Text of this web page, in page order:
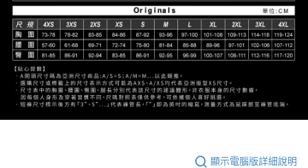
顯示電腦版詳細說明